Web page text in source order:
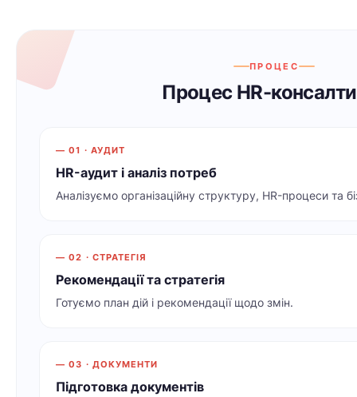
ПРОЦЕС
Процес HR-
— 01 · АУДИТ
HR-аудит і аналіз потреб
Аналізуємо організаційну структуру, HR-процеси та
— 02 · СТРАТЕГІЯ
Рекомендації та стратегія
Готуємо план дій і рекомендації щодо змін.
— 03 · ДОКУМЕНТИ
Підготовка документів